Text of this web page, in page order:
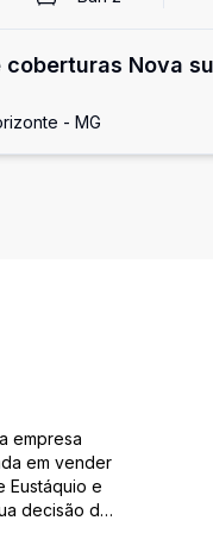
e coberturas Nova
- MG
empresa
em vender
Eustáquio e
decisão de